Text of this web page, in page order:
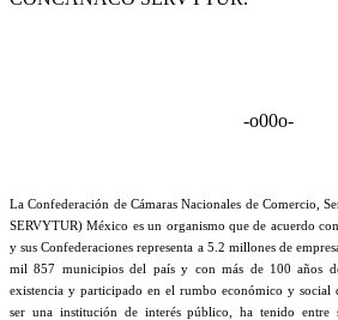
-o00o-
La Confederación de Cámaras Nacionales de Comercio,
SERVYTUR) México es un organismo que de acuerdo
y sus Confederaciones representa a 5.2 millones de
mil 857 municipios del país y con más de 100 años
existencia y participado en el rumbo económico y social
ser una institución de interés público, ha tenido